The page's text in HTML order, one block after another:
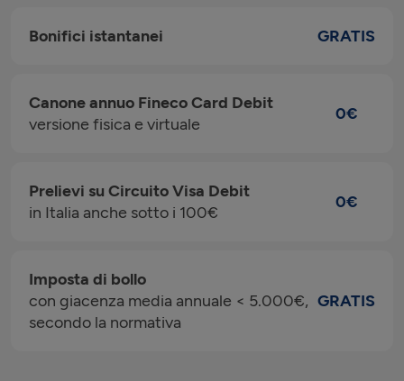
Bonifici istantanei GRATIS
Canone annuo Fineco Card Debit
versione fisica e virtuale
0€
Prelievi su Circuito Visa Debit
in Italia anche sotto i 100€
0€
Imposta di bollo
con giacenza media annuale < 5.000€,
secondo la normativa
GRATIS